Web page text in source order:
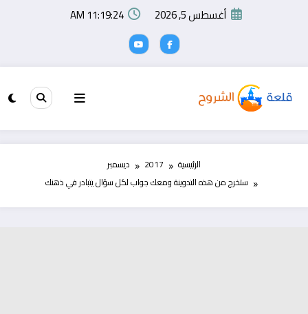
أغسطس 5, 2026 11:19:25 AM
الرئيسية 2017
ديسمبر
ستخرج من هذه التدوينة ومعك جواب لكل سؤال يتبادر في ذهنك